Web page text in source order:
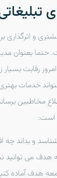
و اثرگذاری بر
حتما بعنوان
رقابت
خدمات بهتری
مخاطبین
است:
و بداند چه
می توانید
هدف آماده